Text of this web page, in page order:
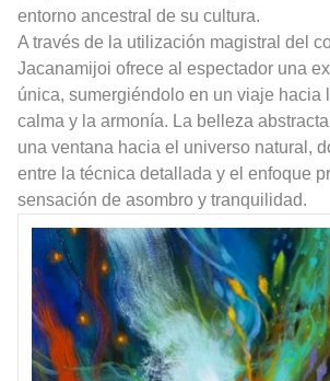
entorno ancestral de su cultura.
A través de la utilización magistral del
Jacanamijoi ofrece al espectador una
única, sumergiéndolo en un viaje hacia
calma y la armonía. La belleza
una ventana hacia el universo natural,
entre la técnica detallada y el enfoque
sensación de asombro y tranquilidad.